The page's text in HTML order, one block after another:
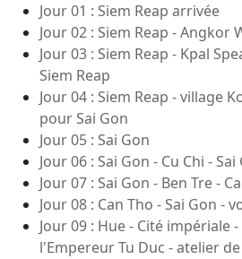
Jour 01 : Siem Reap arrivée
Jour 02 : Siem Reap - Angkor
Jour 03 : Siem Reap - Kpal
Siem Reap
Jour 04 : Siem Reap - village
pour Sai Gon
Jour 05 : Sai Gon
Jour 06 : Sai Gon - Cu Chi - Sai
Jour 07 : Sai Gon - Ben Tre -
Jour 08 : Can Tho - Sai Gon -
Jour 09 : Hue - Cité impériale
l'Empereur Tu Duc - atelier